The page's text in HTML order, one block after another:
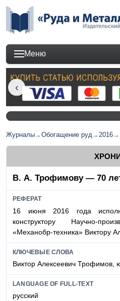
Меню
Журналы→Обогащение руд→2016→
В. А. Трофимову — 70
РЕФЕРАТ
16 июня 2016 года
конструктору Научно-
«Механобр-техника» Виктору
КЛЮЧЕВЫЕ СЛОВА
Виктор Алексеевич Трофимов,
LANGUAGE OF FULL-TEXT
русский